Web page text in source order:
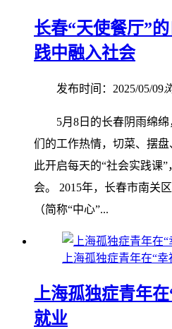
长春“天使餐厅”
践中融入社会
发布时间：2025/05/09
5月8日的长春阴雨绵
们的工作热情，切菜、摆
此开启每天的“社会实践课
会。 2015年，长春市南关
（简称“中心”...
上海孤独症青年在“
上海孤独症青年
就业